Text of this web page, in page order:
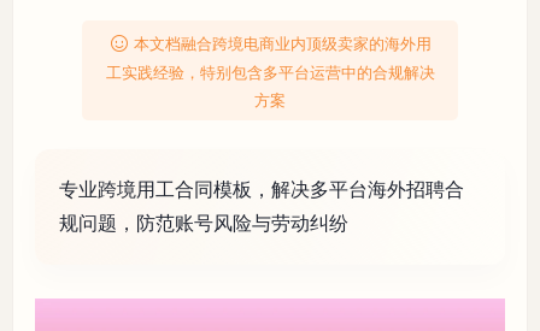
本文档融合跨境电商业内顶级卖家的海外用
工实践经验，特别包含多平台运营中的合规解决
方案
专业跨境用工合同模板，解决多平台海外招聘合
规问题，防范账号风险与劳动纠纷